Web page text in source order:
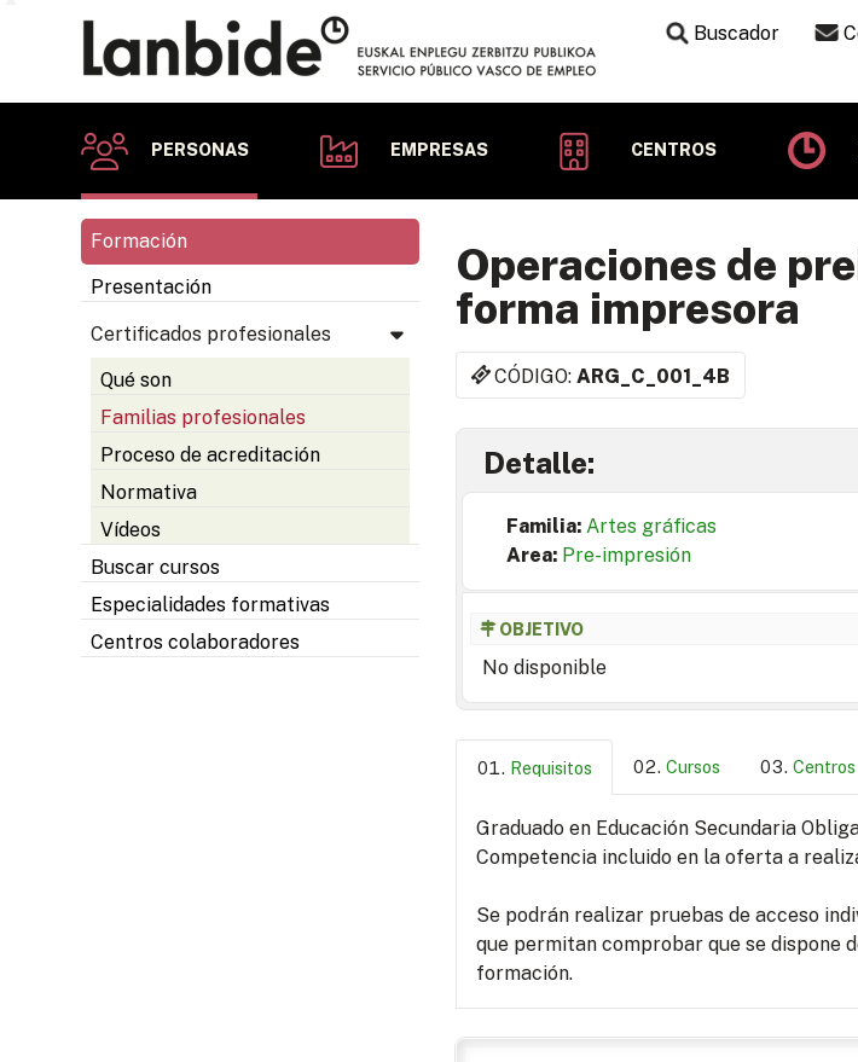
Buscador
PERSONAS EMPRESAS CENTROS
Formación
Presentación
Certificados profesionales
Qué son
Familias profesionales
Proceso de acreditación
Normativa
Vídeos
Buscar cursos
Especialidades formativas
Centros colaboradores
Operaciones de
forma impresora
CÓDIGO:ARG_C_001_4B
Detalle:
Familia: Artes gráficas
Area: Pre-impresión
OBJETIVO
No disponible
Requisitos Cursos Centros
Graduado en Educación Secundaria
Competencia incluido en la oferta a
Se podrán realizar pruebas de acceso
que permitan comprobar que se dispone
formación.